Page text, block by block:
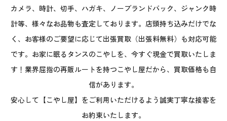
カメラ、時計、切手、ハガキ、ノーブランドバック、ジャンク時
計等、様々なお品物も査定しております。店頭持ち込みだけでな
く、お客様のご要望に応じて出張買取（出張料無料）も対応可能
です。お家に眠るタンスのこやしを、今すぐ現金で買取いたしま
す！業界屈指の再販ルートを持つこやし屋だから、買取価格も自
信があります。
安心して【こやし屋】をご利用いただけるよう誠実丁寧な接客を
お約束いたします。